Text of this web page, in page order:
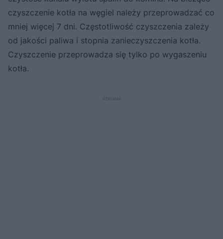
czyszczenie kotła na węgiel należy przeprowadzać co
mniej więcej 7 dni. Częstotliwość czyszczenia zależy
od jakości paliwa i stopnia zanieczyszczenia kotła.
Czyszczenie przeprowadza się tylko po wygaszeniu
kotła.